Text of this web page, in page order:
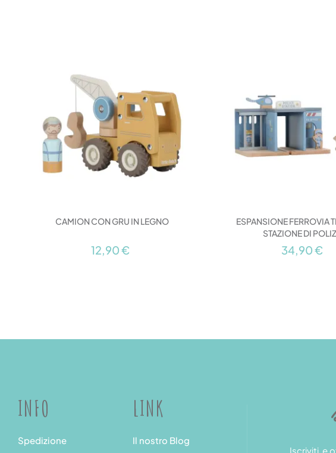
CAMION CON GRU IN LEGNO
12,90 €
ESPANSIONE FERROVIA
STAZIONE DI
34,90 €
INFO
Spedizione
LINK
Il nostro Blog
Iscriviti e